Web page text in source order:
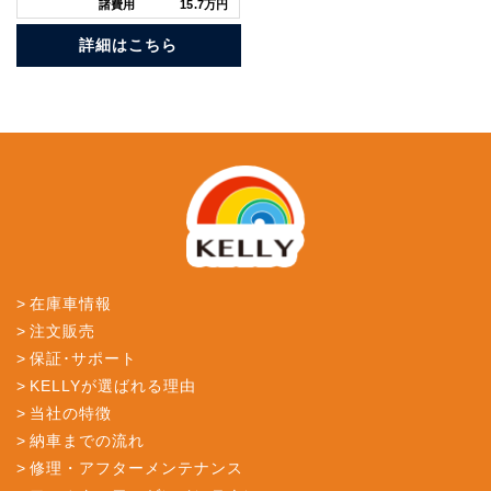
諸費用 15.7万円
詳細はこちら
在庫車情報
注文販売
保証･サポート
KELLYが選ばれる理由
当社の特徴
納車までの流れ
修理・アフターメンテナンス